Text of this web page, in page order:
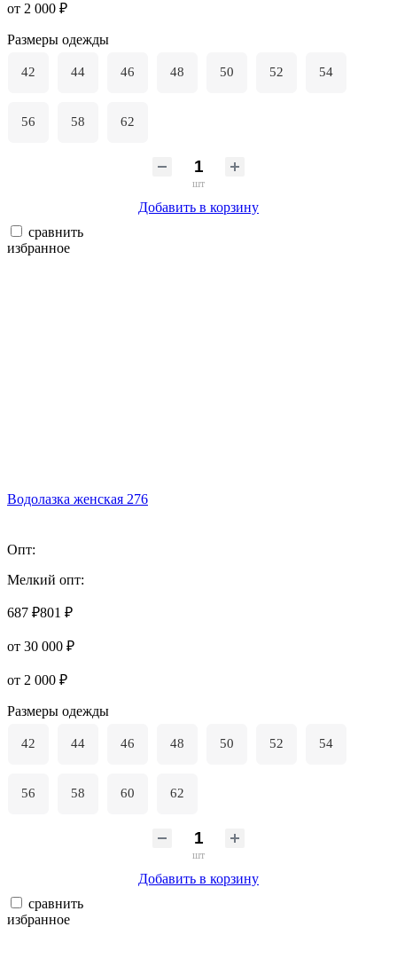
от 2 000 ₽
Размеры одежды
42 44 46 48 50 52 54
56 58 62
шт
Добавить в корзину
сравнить
избранное
Водолазка женская 276
Опт:
Мелкий опт:
687 ₽801 ₽
от 30 000 ₽
от 2 000 ₽
Размеры одежды
42 44 46 48 50 52 54
56 58 60 62
шт
Добавить в корзину
сравнить
избранное